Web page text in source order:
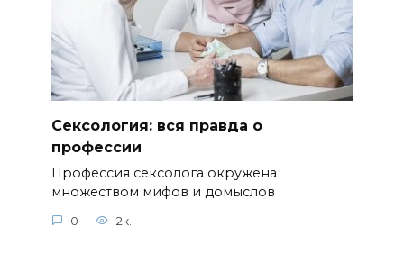
Сексология: вся правда о
профессии
Профессия сексолога окружена
множеством мифов и домыслов
0 2к.